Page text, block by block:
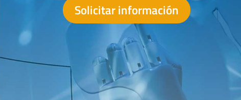
Solicitar información